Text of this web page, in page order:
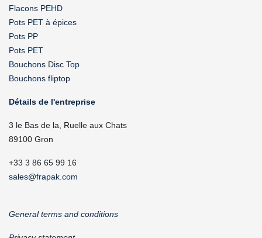
Flacons PEHD
Pots PET à épices
Pots PP
Pots PET
Bouchons Disc Top
Bouchons fliptop
Détails de l'entreprise
3 le Bas de la, Ruelle aux Chats
89100 Gron
+33 3 86 65 99 16
sales@frapak.com
General terms and conditions